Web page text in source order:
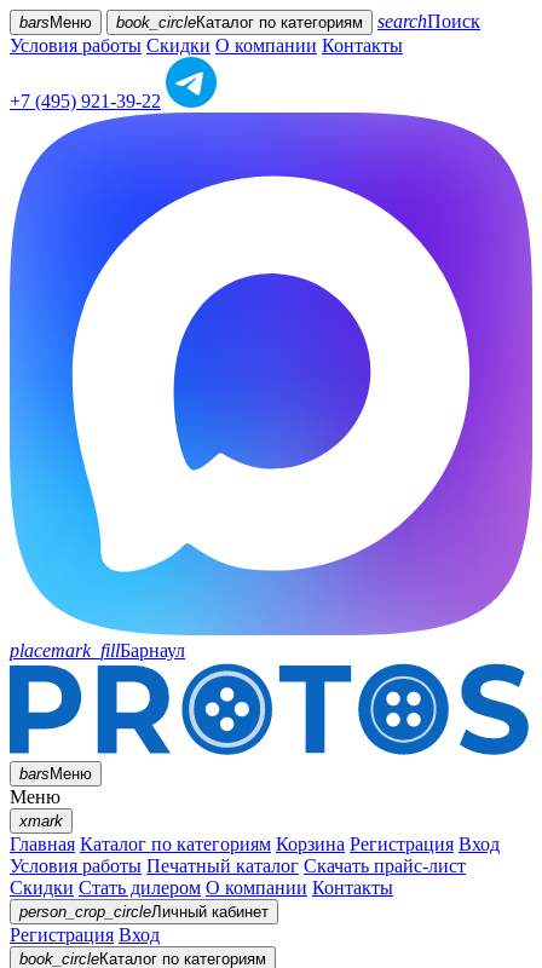
bars Меню book_circleКаталог по категориям searchПоиск
Условия работы Скидки О компании Контакты
+7 (495) 921-39-22
placemark_fillБарнаул
barsМеню
Меню
xmark
Главная Каталог по категориям Корзина Регистрация Вход
Условия работы Печатный каталог Скачать прайс-лист
Скидки Стать дилером О компании Контакты
person_crop_circleЛичный кабинет
Регистрация Вход
book_circleКаталог по категориям